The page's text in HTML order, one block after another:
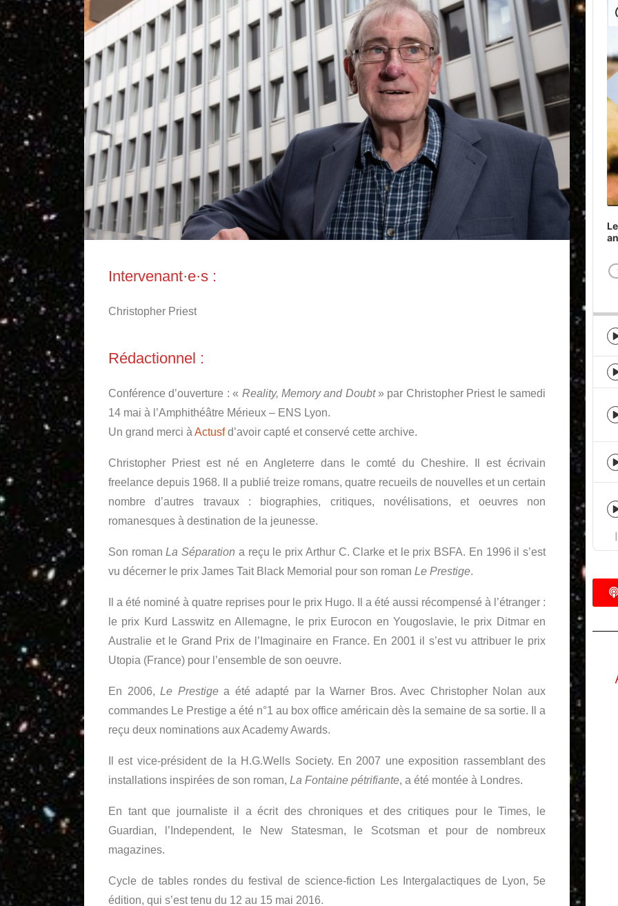
Intervenant·e·s :
Christopher Priest
Rédactionnel :
Conférence d’ouverture : « Reality, Memory and Doubt » par Christopher Priest le samedi
14 mai à l’Amphithéâtre Mérieux – ENS Lyon.
Un grand merci à Actusfd’avoir capté et conservé cette archive.
Christopher Priest est né en Angleterre dans le comté du Cheshire. Il est écrivain
freelance depuis 1968. Il a publié treize romans, quatre recueils de nouvelles et un certain
nombre d’autres travaux : biographies, critiques, novélisations, et oeuvres non
romanesques à destination de la jeunesse.
Son romanLa Séparation a reçu le prix Arthur C. Clarke et le prix BSFA. En 1996 il s’est
vu décerner le prix James Tait Black Memorial pour son roman Le Prestige.
Il a été nominé à quatre reprises pour le prix Hugo. Il a été aussi récompensé à l’étranger :
le prix Kurd Lasswitz en Allemagne, le prix Eurocon en Yougoslavie, le prix Ditmar en
Australie et le Grand Prix de l’Imaginaire en France. En 2001 il s’est vu attribuer le prix
Utopia (France) pour l’ensemble de son oeuvre.
En 2006,Le Prestigea été adapté par la Warner Bros. Avec Christopher Nolan aux
commandes Le Prestige a été n°1 au box office américain dès la semaine de sa sortie. Il a
reçu deux nominations aux Academy Awards.
Il est vice-président de la H.G.Wells Society. En 2007 une exposition rassemblant des
installations inspirées de son roman, La Fontaine pétrifiante, a été montée à Londres.
En tant que journaliste il a écrit des chroniques et des critiques pour le Times, le
Guardian, l’Independent, le New Statesman, le Scotsman et pour de nombreux
magazines.
Cycle de tables rondes du festival de science-fiction Les Intergalactiques de Lyon, 5e
édition, qui s’est tenu du 12 au 15 mai 2016.